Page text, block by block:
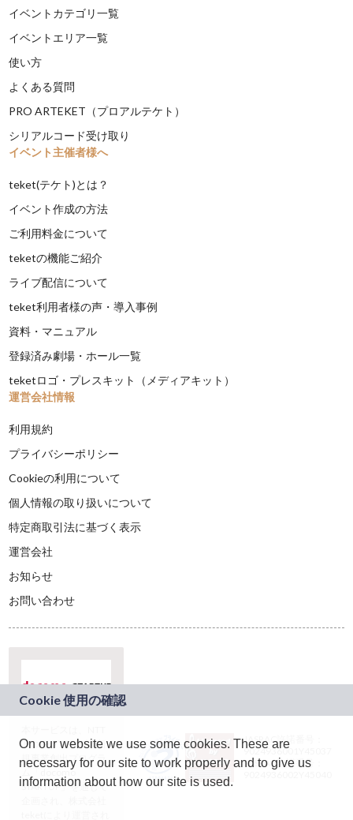
イベントカテゴリ一覧
イベントエリア一覧
使い方
よくある質問
PRO ARTEKET（プロアルテケト）
シリアルコード受け取り
イベント主催者様へ
teket(テケト)とは？
イベント作成の方法
ご利用料金について
teketの機能ご紹介
ライブ配信について
teket利用者様の声・導入事例
資料・マニュアル
登録済み劇場・ホール一覧
teketロゴ・プレスキット（メディアキット）
運営会社情報
利用規約
プライバシーポリシー
Cookieの利用について
個人情報の取り扱いについて
特定商取引法に基づく表示
運営会社
お知らせ
お問い合わせ
ドコモグループの新
規事業創出プログラ
ム「docomo
STARTUP」を通じて
JASRAC許諾番号：
9024936001Y45037
JASRAC許諾番号：
On our website we use some cookies. These are
necessary for our site to work properly and to give us
information about how our site is used.